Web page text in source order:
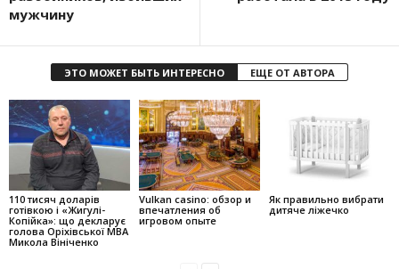
мужчину
ЭТО МОЖЕТ БЫТЬ ИНТЕРЕСНО ЕЩЕ ОТ АВТОРА
110 тисяч доларів
готівкою і «Жигулі-
Копійка»: що декларує
голова Оріхівської МВА
Микола Вініченко
Vulkan casino: обзор и
впечатления об
игровом опыте
Як правильно вибрати
дитяче ліжечко